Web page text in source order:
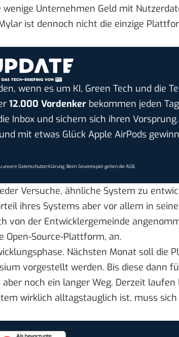
Unternehmen Geld mit
ist dennoch nicht die einzige
wenn es um KI, Green Tech und die
12.000 Vordenkerbekommen jeden
Inbox und sichern sich ihren Vorsprung.
mit etwas Glück Apple AirPods
unsereDatenschutzerklärung. Beim Gewinnspiel gelten dieAGB.
Versuche, ähnliche System zu
ihres Systems aber vor allem in
von der Entwicklergemeinde
Open-Source-Plattform, an.
Nächsten Monat soll die
vorgestellt werden. Bis diese dann
noch ein langer Weg. Derzeit laufen
wirklich alltagstauglich ist, muss sich